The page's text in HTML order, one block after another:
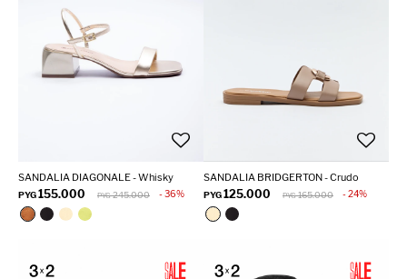
SANDALIA DIAGONALE - Whisky
PYG155.000 PYG 245.000 36
SANDALIA BRIDGERTON - Crudo
PYG125.000 PYG 165.000 24